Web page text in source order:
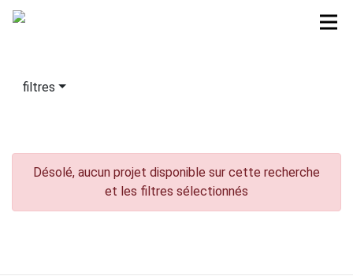
filtres
Désolé, aucun projet disponible sur cette recherche
et les filtres sélectionnés